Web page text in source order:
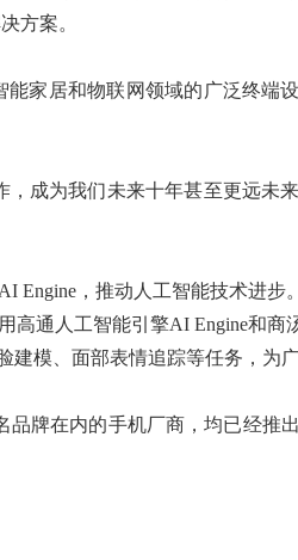
方案。
居和物联网领域的广泛终端
成为我们未来十年甚至更远未
，推动人工智能技术进步
通人工智能引擎AI Engine和
模、面部表情追踪等任务，为
品牌在内的手机厂商，均已经推